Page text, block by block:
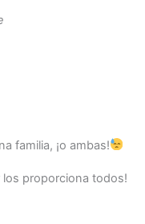
familia, ¡o ambas!
los proporciona todos!